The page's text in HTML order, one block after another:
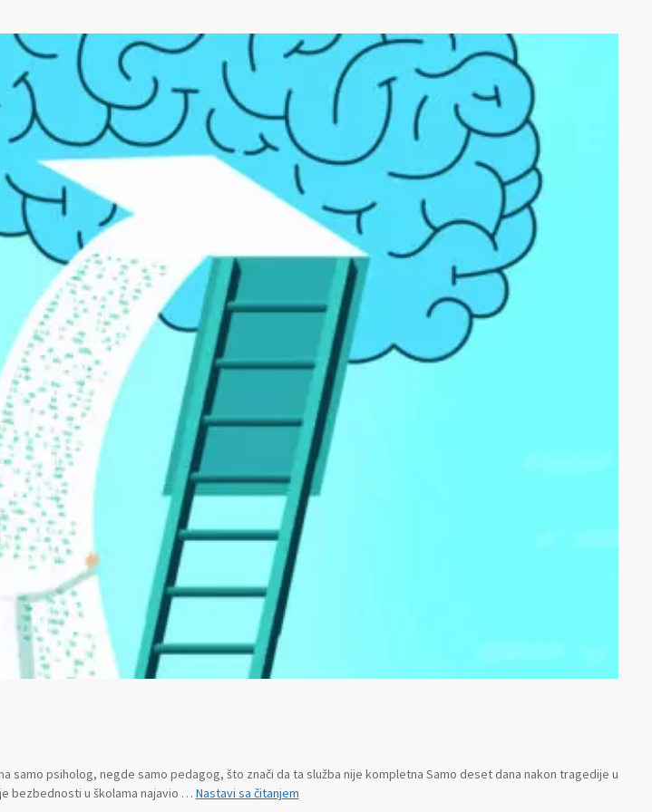
samo psiholog, negde samo pedagog, što znači da ta služba nije kompletna Samo deset dana nakon tragedije u
bezbednosti u školama najavio … Nastavi sa čitanjemŠtedeli